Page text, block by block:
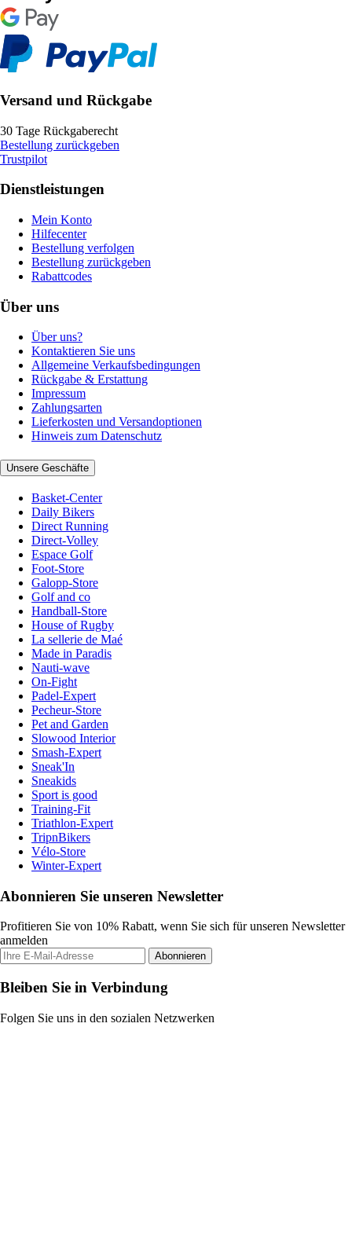
Versand und Rückgabe
30 Tage Rückgaberecht
Bestellung zurückgeben
Trustpilot
Dienstleistungen
Mein Konto
Hilfecenter
Bestellung verfolgen
Bestellung zurückgeben
Rabattcodes
Über uns
Über uns?
Kontaktieren Sie uns
Allgemeine Verkaufsbedingungen
Rückgabe & Erstattung
Impressum
Zahlungsarten
Lieferkosten und Versandoptionen
Hinweis zum Datenschutz
Unsere Geschäfte
Basket-Center
Daily Bikers
Direct Running
Direct-Volley
Espace Golf
Foot-Store
Galopp-Store
Golf and co
Handball-Store
House of Rugby
La sellerie de Maé
Made in Paradis
Nauti-wave
On-Fight
Padel-Expert
Pecheur-Store
Pet and Garden
Slowood Interior
Smash-Expert
Sneak'In
Sneakids
Sport is good
Training-Fit
Triathlon-Expert
TripnBikers
Vélo-Store
Winter-Expert
Abonnieren Sie unseren Newsletter
Profitieren Sie von 10% Rabatt, wenn Sie sich für unseren Newsletter
anmelden
Abonnieren
Bleiben Sie in Verbindung
Folgen Sie uns in den sozialen Netzwerken